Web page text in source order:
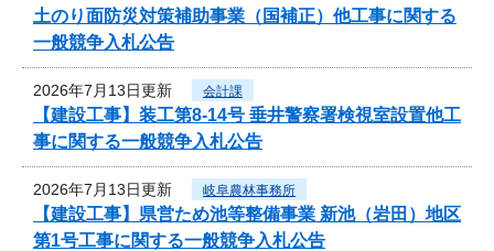
土のり面防災対策補助事業（国補正）他工事に関する
一般競争入札公告
2026年7月13日更新 会計課
【建設工事】装工第8-14号 垂井警察署検視室設置他工
事に関する一般競争入札公告
2026年7月13日更新 岐阜農林事務所
【建設工事】県営ため池等整備事業 新池（岩田）地区
第1号工事に関する一般競争入札公告